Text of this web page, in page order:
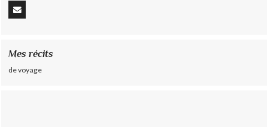
Mes récits
de voyage